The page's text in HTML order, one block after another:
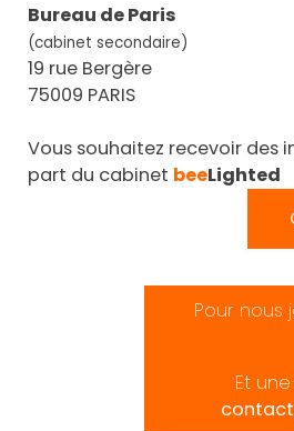
Bureau de Paris
(cabinet secondaire)
19 rue Bergère
75009 PARIS
Vous souhaitez recevoir des
part du cabinet beeLighted
Pour nous
Et